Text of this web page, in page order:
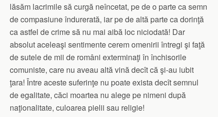
lăsăm lacrimile să curgă neîncetat, pe de o parte ca semn
de compasiune îndurerată, iar pe de altă parte ca dorinţă
ca astfel de crime să nu mai aibă loc niciodată! Dar
absolut aceleaşi sentimente cerem omenirii întregi şi faţă
de sutele de mii de români exterminaţi în închisorile
comuniste, care nu aveau altă vină decît că şi-au iubit
ţara! Între aceste suferinţe nu poate exista decît semnul
de egalitate, căci moartea nu alege pe nimeni după
naţionalitate, culoarea pielii sau religie!